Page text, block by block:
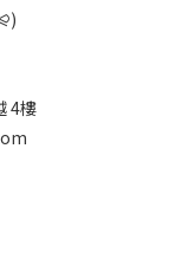
4樓